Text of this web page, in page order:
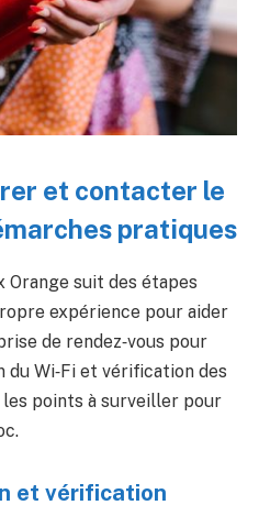
et contacter le
pratiques
Orange suit des étapes
expérience pour aider
de rendez‑vous pour
du Wi‑Fi et vérification des
points à surveiller pour
et vérification